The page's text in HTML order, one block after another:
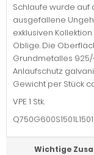
Schlaufe wurde auf
ausgefallene
exklusiven
Oblige. Die
Grundmetalles
Anlaufschutz
Gewicht per Stück
VPE 1 Stk.
Wichtige